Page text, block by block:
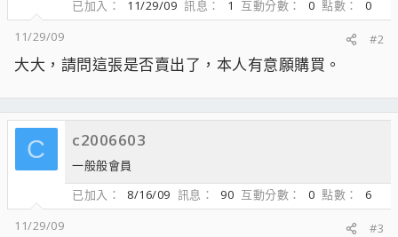
已加入
11/29/09 訊息 1 互動分數 0 點數
0
11/29/09
#2
大大，請問這張是否賣出了，本人有意願購買。
C c2006603
一般般會員
已加入
8/16/09 訊息 90 互動分數 0 點數
6
11/29/09
#3